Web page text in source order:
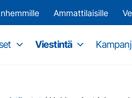
Ammattilaisille
Viestintä